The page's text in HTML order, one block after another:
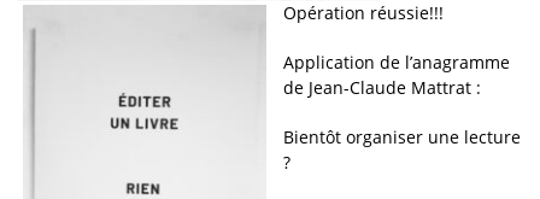
Opération réussie!!!
Application de l’anagramme
de Jean-Claude Mattrat :
Bientôt organiser une lecture
?